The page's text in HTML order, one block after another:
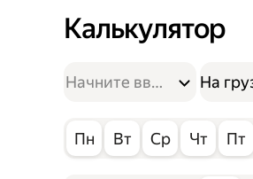
Калькулятор
На
Пн Вт Ср Чт Пт